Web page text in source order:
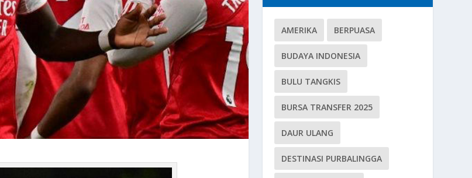
AMERIKA BERPUASA
BUDAYA INDONESIA
BULU TANGKIS
BURSA TRANSFER 2025
DAUR ULANG
DESTINASI PURBALINGGA